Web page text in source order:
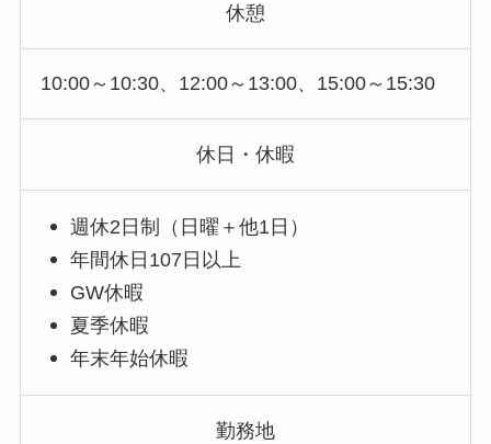
休憩
10:00～10:30、12:00～13:00、15:00～15:30
休日・休暇
週休2日制（日曜＋他1日）
年間休日107日以上
GW休暇
夏季休暇
年末年始休暇
勤務地